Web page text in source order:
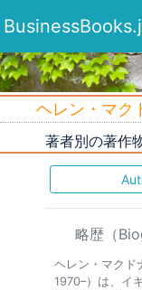
ヘレン・マク
著者別の著作
略歴（
ヘレン・マクド
1970–）は、イ